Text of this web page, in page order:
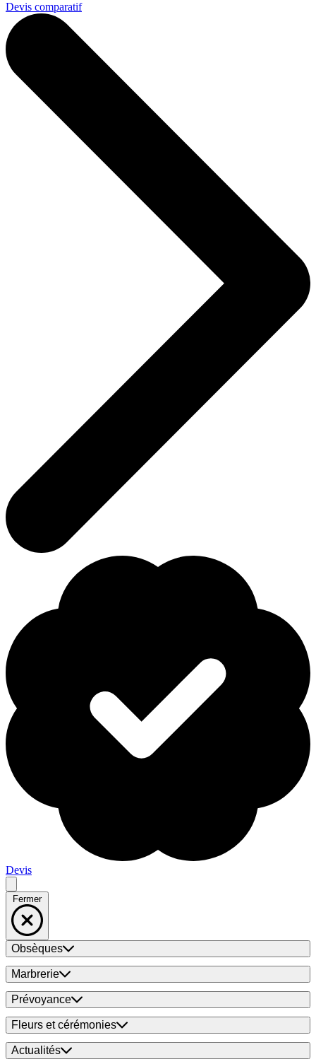
Devis comparatif
Devis
Fermer
Obsèques
Marbrerie
Prévoyance
Fleurs et cérémonies
Actualités